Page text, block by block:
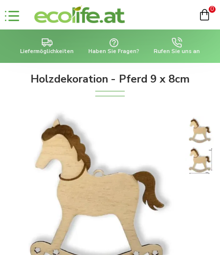
0
Liefermöglichkeiten Haben Sie Fragen? Rufen Sie uns an
Holzdekoration - Pferd 9 x 8cm